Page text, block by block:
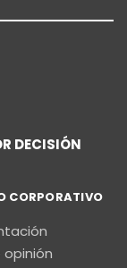
DECISIÓN
CORPORATIVO